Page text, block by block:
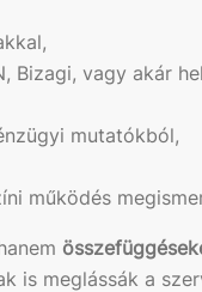
Bizagi, vagy akár
mutatókból,
működés
is meglássák a